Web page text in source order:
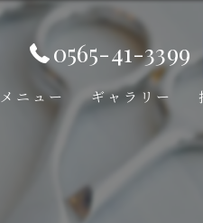
0565-41-3399
メニュー ギャラリー